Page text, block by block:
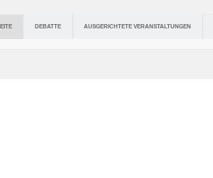
DEBATTE AUSGERICHTETE VERANSTALTUNGEN